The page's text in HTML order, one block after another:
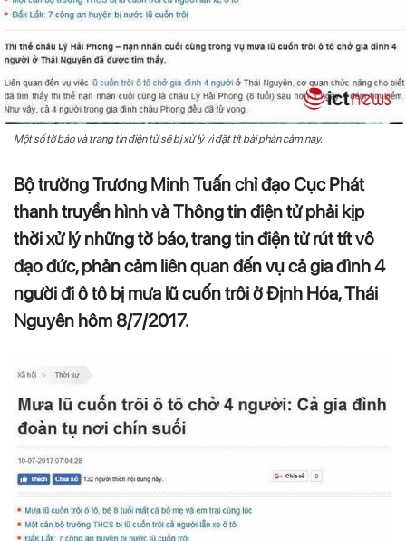
Một số tờ báo và trang tin điện tử sẽ bị xử lý vì đặt tít bài phản cảm này.
Bộ trưởng Trương Minh Tuấn chỉ đạo Cục Phát
thanh truyền hình và Thông tin điện tử phải kịp
thời xử lý những tờ báo, trang tin điện tử rút tít vô
đạo đức, phản cảm liên quan đến vụ cả gia đình 4
người đi ô tô bị mưa lũ cuốn trôi ở Định Hóa, Thái
Nguyên hôm 8/7/2017.